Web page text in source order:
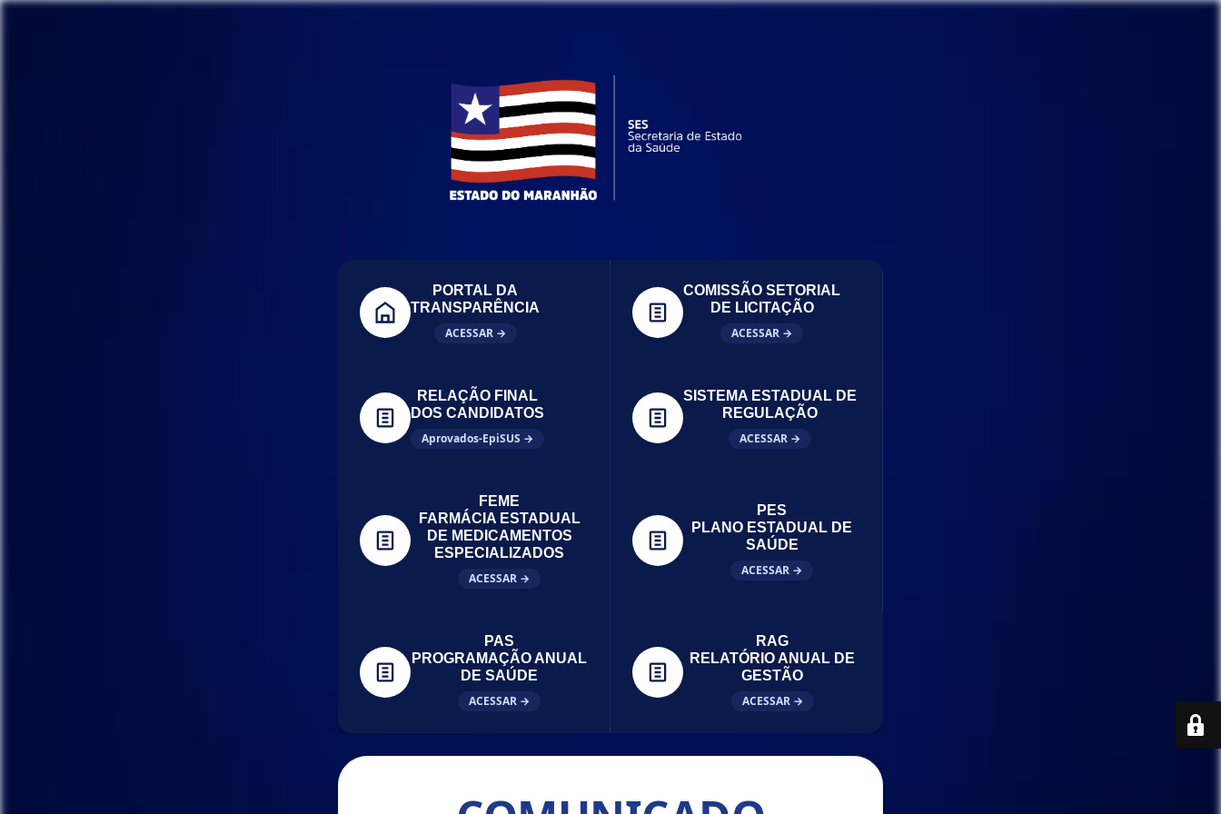
PORTAL DA
TRANSPARÊNCIA
ACESSAR →
COMISSÃO SETORIAL
DE LICITAÇÃO
ACESSAR →
RELAÇÃO FINAL
DOS CANDIDATOS
Aprovados-EpiSUS →
SISTEMA ESTADUAL DE
REGULAÇÃO
ACESSAR →
FEME
FARMÁCIA ESTADUAL
DE MEDICAMENTOS
ESPECIALIZADOS
ACESSAR →
PES
PLANO ESTADUAL DE
SAÚDE
ACESSAR →
PAS
PROGRAMAÇÃO ANUAL
DE SAÚDE
ACESSAR →
RAG
RELATÓRIO ANUAL DE
GESTÃO
ACESSAR →